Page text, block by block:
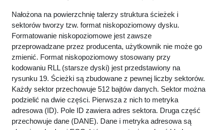
Nałożona na powierzchnię talerzy struktura ścieżek i
sektorów tworzy tzw. format niskopoziomowy dysku.
Formatowanie niskopoziomowe jest zawsze
przeprowadzane przez producenta, użytkownik nie może go
zmienić. Format niskopoziomowy stosowany przy
kodowaniu RLL (starsze dyski) jest przedstawiony na
rysunku 19. Ścieżki są zbudowane z pewnej liczby sektorów.
Każdy sektor przechowuje 512 bajtów danych. Sektor można
podzielić na dwie części. Pierwsza z nich to metryka
adresowa (ID). Pole ID zawiera adres sektora. Druga część
przechowuje dane (DANE). Dane i metryka adresowa są